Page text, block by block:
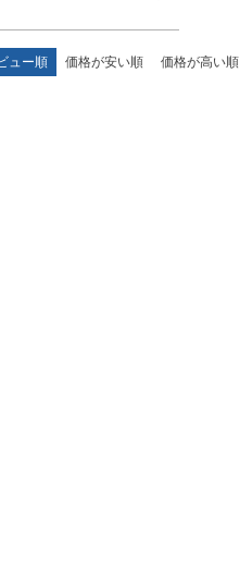
ュー順 価格が安い順 価格が高い順